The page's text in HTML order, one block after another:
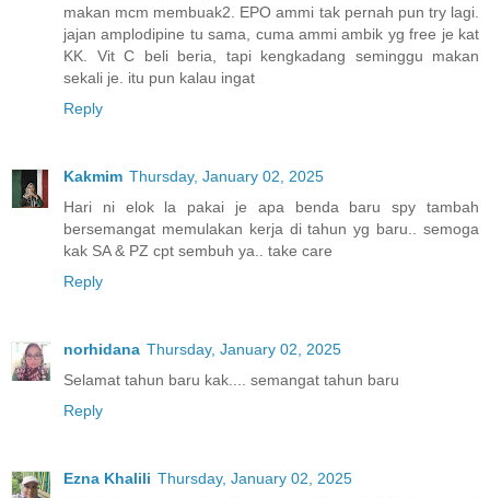
makan mcm membuak2. EPO ammi tak pernah pun try lagi.
jajan amplodipine tu sama, cuma ammi ambik yg free je kat
KK. Vit C beli beria, tapi kengkadang seminggu makan
sekali je. itu pun kalau ingat
Reply
Kakmim Thursday, January 02, 2025
Hari ni elok la pakai je apa benda baru spy tambah
bersemangat memulakan kerja di tahun yg baru.. semoga
kak SA & PZ cpt sembuh ya.. take care
Reply
norhidana Thursday, January 02, 2025
Selamat tahun baru kak.... semangat tahun baru
Reply
Ezna Khalili Thursday, January 02, 2025